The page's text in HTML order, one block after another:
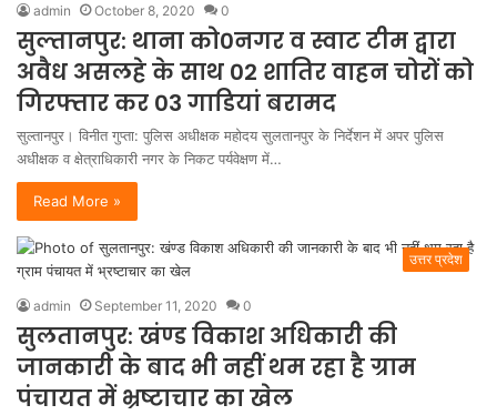
admin October 8, 2020 0
सुल्तानपुर: थाना को0नगर व स्वाट टीम द्वारा
अवैध असलहे के साथ 02 शातिर वाहन चोरों को
गिरफ्तार कर 03 गाडियां बरामद
सुल्तानपुर। विनीत गुप्ता: पुलिस अधीक्षक महोदय सुलतानपुर के निर्देशन में अपर पुलिस
अधीक्षक व क्षेत्राधिकारी नगर के निकट पर्यवेक्षण में…
Read More »
उत्तर प्रदेश
admin September 11, 2020 0
सुलतानपुर: खंण्ड विकाश अधिकारी की
जानकारी के बाद भी नहीं थम रहा है ग्राम
पंचायत में भ्रष्टाचार का खेल